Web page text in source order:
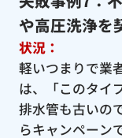
や高圧洗浄を
状況：
軽いつまりで業
は、「このタイ
排水管も古いの
らキャンペーン